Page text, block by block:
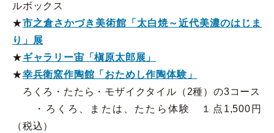
ルボックス
★市之倉さかづき美術館「太白焼～近代美濃のはじま
り」展
★ギャラリー宙「槇原太郎展」
★幸兵衛窯作陶館「おためし作陶体験」
ろくろ・たたら・モザイクタイル（2種）の3コース
・ろくろ、または、たたら体験 １点1,500円
（税込）